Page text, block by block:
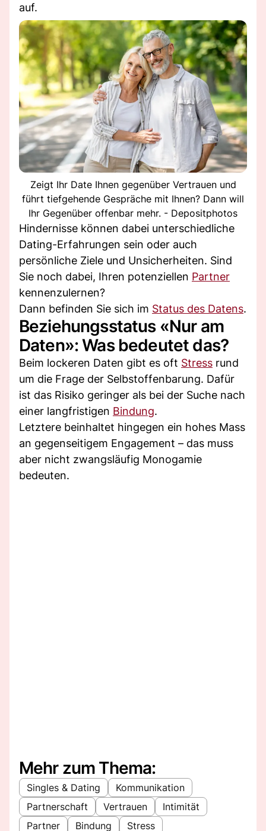
auf.
Zeigt Ihr Date Ihnen gegenüber Vertrauen und
führt tiefgehende Gespräche mit Ihnen? Dann will
Ihr Gegenüber offenbar mehr. - Depositphotos
Hindernisse können dabei unterschiedliche
Dating-Erfahrungen sein oder auch
persönliche Ziele und Unsicherheiten. Sind
Sie noch dabei, Ihren potenziellen Partner
kennenzulernen?
Dann befinden Sie sich im Status des Datens.
Beziehungsstatus «Nur am
Daten»: Was bedeutet das?
Beim lockeren Daten gibt es oft Stress rund
um die Frage der Selbstoffenbarung. Dafür
ist das Risiko geringer als bei der Suche nach
einer langfristigen Bindung.
Letztere beinhaltet hingegen ein hohes Mass
an gegenseitigem Engagement – das muss
aber nicht zwangsläufig Monogamie
bedeuten.
Mehr zum Thema:
Singles & Dating
Kommunikation
Partnerschaft
Vertrauen
Intimität
Partner
Bindung Stress